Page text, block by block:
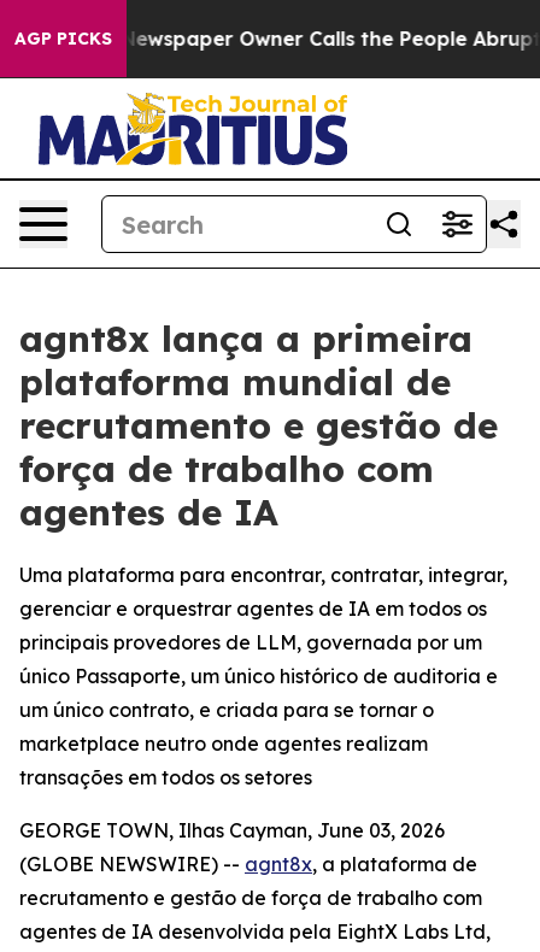
AGP PICKSNewspaper Owner Calls the People Abruptly
agnt8x lança a primeira
plataforma mundial de
recrutamento e gestão de
força de trabalho com
agentes de IA
Uma plataforma para encontrar, contratar, integrar,
gerenciar e orquestrar agentes de IA em todos os
principais provedores de LLM, governada por um
único Passaporte, um único histórico de auditoria e
um único contrato, e criada para se tornar o
marketplace neutro onde agentes realizam
transações em todos os setores
GEORGE TOWN, Ilhas Cayman, June 03, 2026
(GLOBE NEWSWIRE) -- agnt8x, a plataforma de
recrutamento e gestão de força de trabalho com
agentes de IA desenvolvida pela EightX Labs Ltd,